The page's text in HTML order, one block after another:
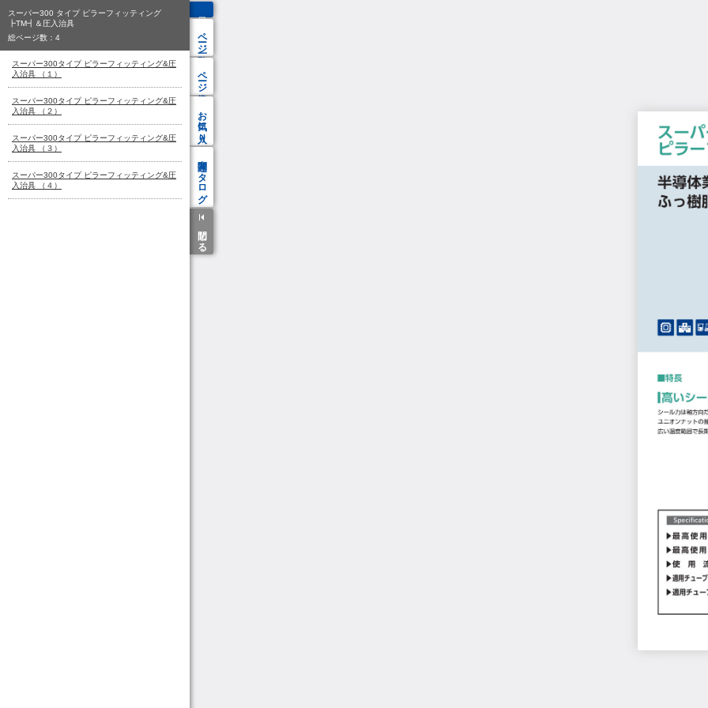
ページ一覧
ページ検索
お気に入り
関連カタログ
閉じる
スーパー300 タイプ ピラーフィッティング
┣TM┫＆圧入治具
総ページ数： 4
スーパー300タイプ ピラーフィッティング&圧
入治具 （１）
スーパー300タイプ ピラーフィッティング&圧
入治具 （２）
スーパー300タイプ ピラーフィッティング&圧
入治具 （３）
スーパー300タイプ ピラーフィッティング&圧
入治具 （４）